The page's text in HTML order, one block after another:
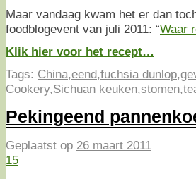
Maar vandaag kwam het er dan
foodblogevent van juli 2011: “Waar
Klik hier voor het recept…
Tags: China,eend,fuchsia dunlop,
Cookery,Sichuan keuken,stomen,
Pekingeend
Geplaatst op 26 maart 2011
15